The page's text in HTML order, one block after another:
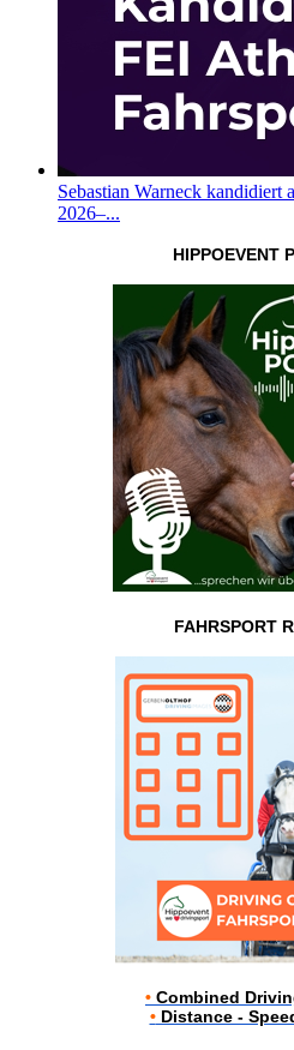
Sebastian Warneck kandidiert
2026–...
HIPPOEVENT
FAHRSPORT
• Combined
•Distance -